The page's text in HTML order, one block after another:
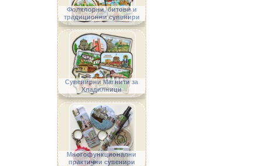
Фолклорни, битови и
традиционни сувенири
Сувенирни Магнити за
Хладилници
Многофункционални
практични сувенири